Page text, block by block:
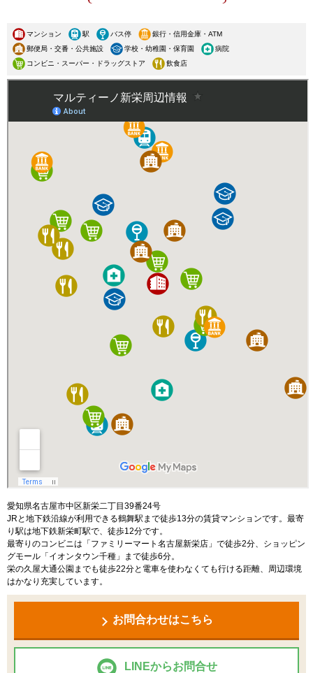
マンション 駅 バス停
銀行・信用金庫・ATM
郵便局・交番・公共施設
学校・幼稚園・保育園
病院
コンビニ・スーパー・ドラッグストア
飲食店
愛知県名古屋市中区新栄二丁目39番24号
JRと地下鉄沿線が利用できる鶴舞駅まで徒歩13分の賃貸マンションです。最寄
り駅は地下鉄新栄町駅で、徒歩12分です。
最寄りのコンビニは「ファミリーマート名古屋新栄店」で徒歩2分、ショッピン
グモール「イオンタウン千種」まで徒歩6分。
栄の久屋大通公園までも徒歩22分と電車を使わなくても行ける距離、周辺環境
はかなり充実しています。
お問合わせはこちら
LINEからお問合せ